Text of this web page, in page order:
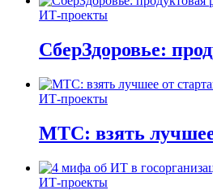
ИТ-проекты
СберЗдоровье:
ИТ-проекты
МТС: взять лучшее
ИТ-проекты